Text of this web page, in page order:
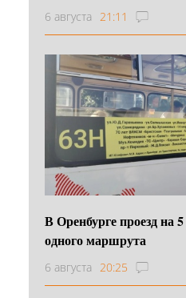
6 августа 21:11
В Оренбурге проезд на
одного маршрута
6 августа 20:25